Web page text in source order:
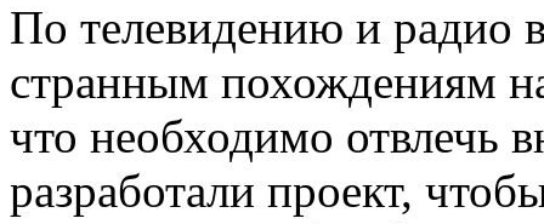
По телевидению и радио
странным похождениям
что необходимо
разработали проект,